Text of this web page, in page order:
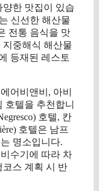
한 맛집이 있습
신선한 해산물
전통 음식을 맛
중해식 해산물
등재된 레스토
어비앤비, 아비
호텔을 추천합니
호텔, 칸
호텔은 남프
명소입니다.
수기에 따라 차
코스 계획 시 반